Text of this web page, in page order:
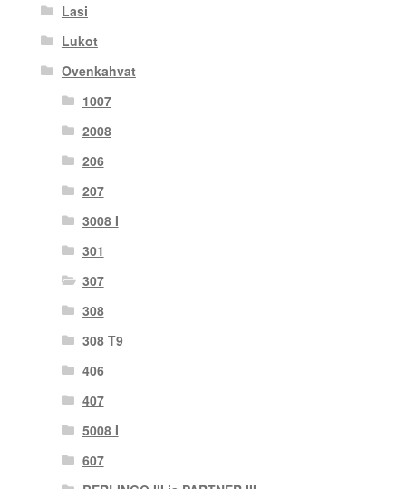
Lasi
Lukot
Ovenkahvat
1007
2008
206
207
3008 I
301
307
308
308 T9
406
407
5008 I
607